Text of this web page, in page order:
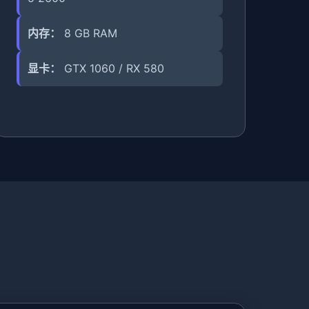
内存： 8 GB RAM
显卡： GTX 1060 / RX 580